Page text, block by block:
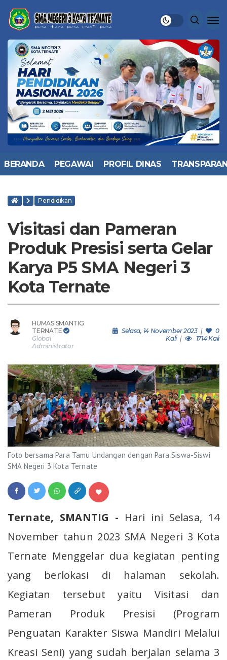
BERANDA PEGAWAI PROFIL DINAS
Pendidikan
Visitasi dan Pameran
Produk Presisi serta Gelar
Karya P5 SMA Negeri 3
Kota Ternate
HUMAS SMANTIG
TERNATE
Global
Administrator
Selasa, 14 November 2023 |
0
Kali | 1714 Kali
Foto bersama Para Tamu Undangan dengan Para Siswa-Siswi
SMA Negeri 3 Kota Ternate
Ternate, SMANTIG - Hari ini Selasa, 14
November tahun 2023 SMA Negeri 3 Kota
Ternate Menggelar dua kegiatan penting
yang berlokasi di halaman sekolah.
Kegiatan tersebut yaitu Visitasi dan
Pameran Produk Presisi (Program
Penguatan Karakter Siswa Mandiri Melalui
Kreasi Seni) yang sudah berjalan selama 3